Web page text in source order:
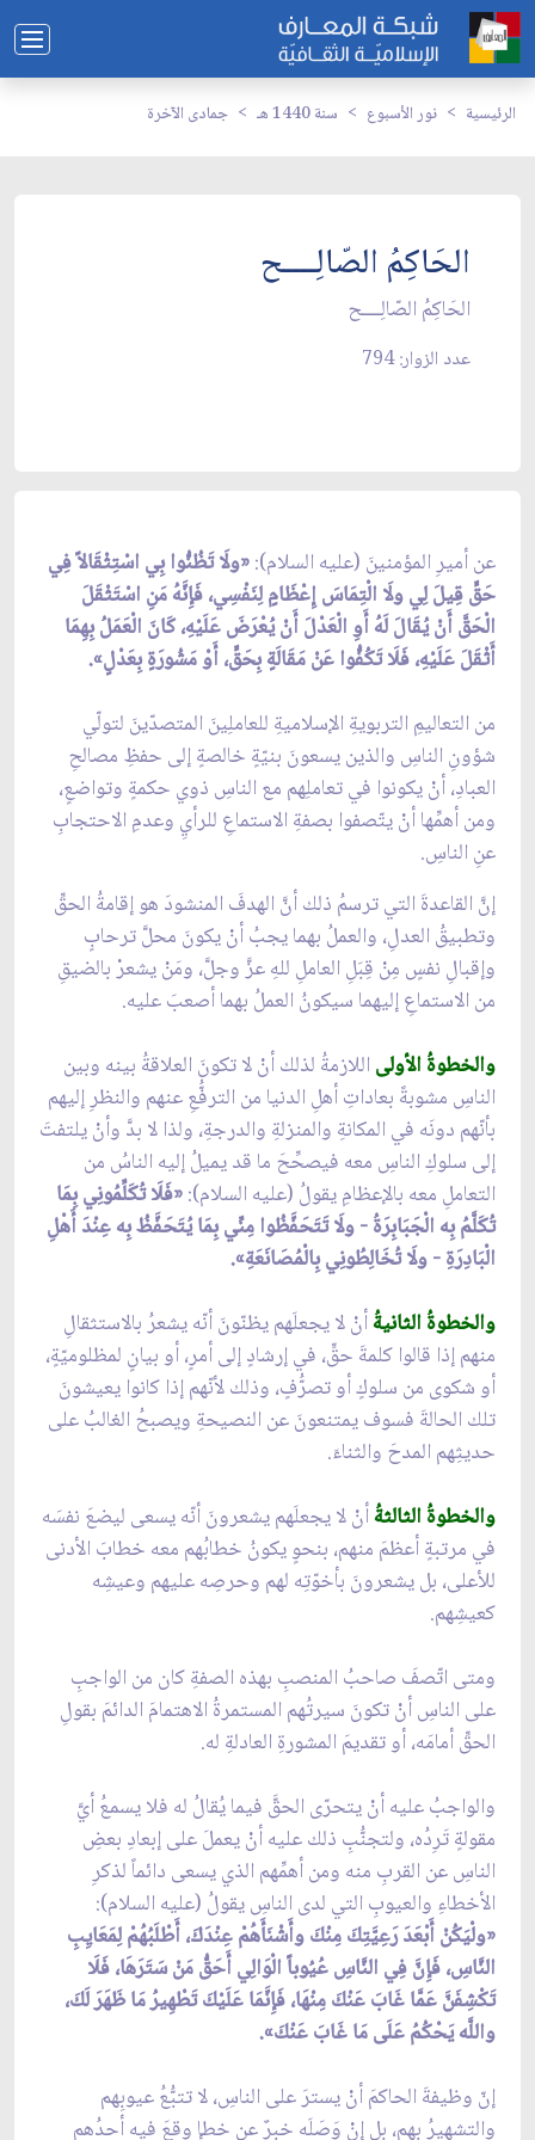
الرئيسية نور الأسبوع سنة 1440 هـ جمادى الآخرة
الحَاكِمُ الصّالِــــح
الحَاكِمُ الصّالِــــح
عدد الزوار: 794
عن أميرِ المؤمنينَ (عليه السلام):«ولَا تَظُنُّوا بِي اسْتِثْقَالاً فِي
حَقٍّ قِيلَ لِي ولَا الْتِمَاسَ إِعْظَامٍ لِنَفْسِي، فَإِنَّهُ مَنِ اسْتَثْقَلَ
الْحَقَّ أَنْ يُقَالَ لَهُ أَوِ الْعَدْلَ أَنْ يُعْرَضَ عَلَيْهِ، كَانَ الْعَمَلُ بِهِمَا
أَثْقَلَ عَلَيْهِ، فَلَا تَكُفُّوا عَنْ مَقَالَةٍ بِحَقٍّ، أَوْ مَشُورَةٍ بِعَدْلٍ».
من التعاليمِ التربويةِ الإسلاميةِ للعاملِينَ المتصدّينَ لتولّي
شؤونِ الناسِ والذين يسعونَ بنيّةٍ خالصةٍ إلى حفظِ مصالحِ
العبادِ، أنْ يكونوا في تعاملِهم مع الناسِ ذوي حكمةٍ وتواضعٍ،
ومن أهمِّها أنْ يتّصفوا بصفةِ الاستماعِ للرأيِ وعدمِ الاحتجابِ
عنِ الناسِ.
إنَّ القاعدةَ التي ترسمُ ذلك أنَّ الهدفَ المنشودَ هو إقامةُ الحقِّ
وتطبيقُ العدلِ، والعملُ بهما يجبُ أنْ يكونَ محلَّ ترحابٍ
وإقبالِ نفسٍ مِنْ قِبَلِ العاملِ للهِ عزَّ وجلَّ، ومَنْ يشعرْ بالضيقِ
من الاستماعِ إليهما سيكونُ العملُ بهما أصعبَ عليه.
والخطوةُ الأولى اللازمةُ لذلك أنْ لا تكونَ العلاقةُ بينه وبين
الناسِ مشوبةً بعاداتِ أهلِ الدنيا من الترفُّعِ عنهم والنظرِ إليهم
بأنّهم دونَه في المكانةِ والمنزلةِ والدرجةِ، ولذا لا بدَّ وأنْ يلتفتَ
إلى سلوكِ الناسِ معه فيصحِّحَ ما قد يميلُ إليه الناسُ من
التعاملِ معه بالإعظامِ يقولُ (عليه السلام):«فَلَا تُكَلِّمُونِي بِمَا
تُكَلَّمُ بِه الْجَبَابِرَةُ - ولَا تَتَحَفَّظُوا مِنِّي بِمَا يُتَحَفَّظُ بِه عِنْدَ أَهْلِ
الْبَادِرَةِ - ولَا تُخَالِطُونِي بِالْمُصَانَعَةِ».
والخطوةُ الثانيةُأنْ لا يجعلَهم يظنّونَ أنّه يشعرُ بالاستثقالِ
منهم إذا قالوا كلمةَ حقٍّ، في إرشادٍ إلى أمرٍ، أو بيانٍ لمظلوميّةٍ،
أو شكوى من سلوكٍ أو تصرُّفٍ، وذلك لأنّهم إذا كانوا يعيشونَ
تلك الحالةَ فسوف يمتنعونَ عن النصيحةِ ويصبحُ الغالبُ على
حديثِهم المدحَ والثناءَ.
والخطوةُ الثالثةُأنْ لا يجعلَهم يشعرونَ أنّه يسعى ليضعَ نفسَه
في مرتبةٍ أعظمَ منهم، بنحوٍ يكونُ خطابُهم معه خطابَ الأدنى
للأعلى، بل يشعرونَ بأخوّتِه لهم وحرصِه عليهم وعيشِه
كعيشِهم.
ومتى اتّصفَ صاحبُ المنصبِ بهذه الصفةِ كان من الواجبِ
على الناسِ أنْ تكونَ سيرتُهم المستمرةُ الاهتمامَ الدائمَ بقولِ
الحقِّ أمامَه، أو تقديمَ المشورةِ العادلةِ له.
والواجبُ عليه أنْ يتحرّى الحقَّ فيما يُقالُ له فلا يسمعُ أيَّ
مقولةٍ تَرِدُه، ولتجنُّبِ ذلك عليه أنْ يعملَ على إبعادِ بعضِ
الناسِ عن القربِ منه ومن أهمِّهم الذي يسعى دائماً لذكرِ
الأخطاءِ والعيوبِ التي لدى الناسِ يقولُ (عليه السلام):
«ولْيَكُنْ أَبْعَدَ رَعِيَّتِكَ مِنْكَ وأَشْنَأَهُمْ عِنْدَكَ، أَطْلَبُهُمْ لِمَعَايِبِ
النَّاسِ، فَإِنَّ فِي النَّاسِ عُيُوباً الْوَالِي أَحَقُّ مَنْ سَتَرَهَا، فَلَا
تَكْشِفَنَّ عَمَّا غَابَ عَنْكَ مِنْهَا، فَإِنَّمَا عَلَيْكَ تَطْهِيرُ مَا ظَهَرَ لَكَ،
واللَّه يَحْكُمُ عَلَى مَا غَابَ عَنْكَ».
إنّ وظيفةَ الحاكمَ أنْ يسترَ على الناسِ، لا تتبُّعُ عيوبِهم
والتشهيرُ بهم، بل إنْ وَصَلَه خبرٌ عن خطإٍ وقعَ فيه أحدُهم